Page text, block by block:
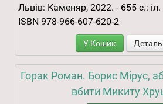
Львів: Каменяр, 2022. - 655 с.: іл.
ISBN 978-966-607-620-2
У Кошик
Горак Роман. Борис Мірус,
вбити Микиту